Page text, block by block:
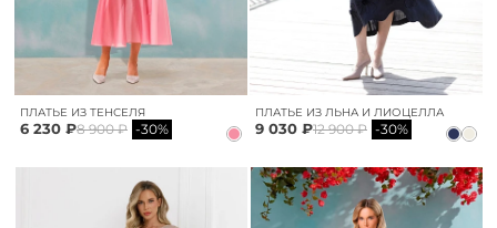
ПЛАТЬЕ ИЗ ТЕНСЕЛЯ
6 230 ₽8 900 ₽ -30%
ПЛАТЬЕ ИЗ ЛЬНА И ЛИОЦЕЛЛА
9 030 ₽12 900 ₽ -30%